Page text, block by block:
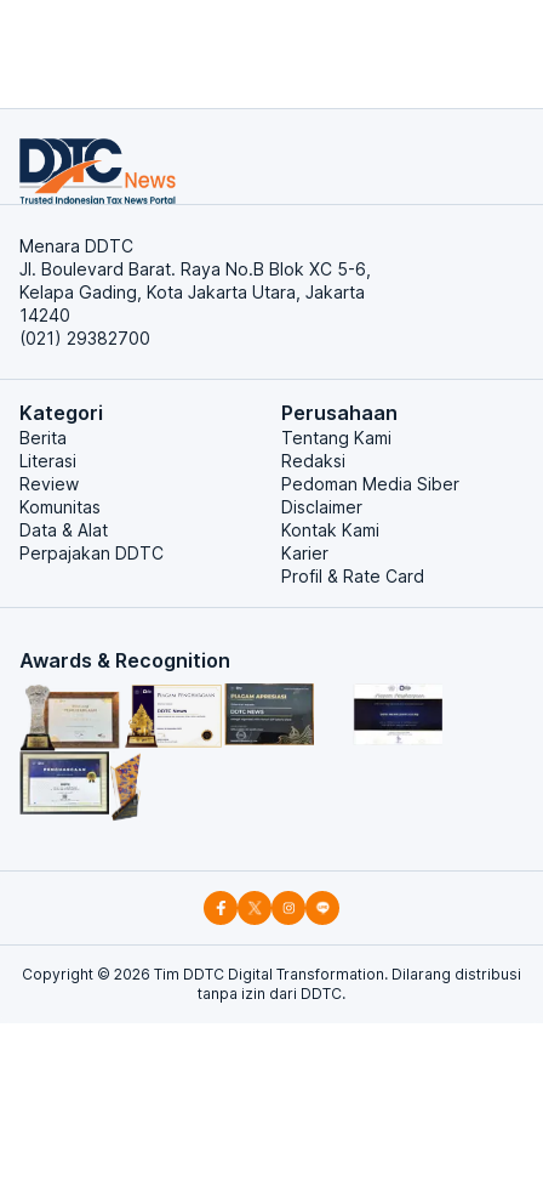
Menara DDTC
Jl. Boulevard Barat. Raya No.B Blok XC 5-6,
Kelapa Gading, Kota Jakarta Utara, Jakarta
14240
(021) 29382700
Kategori
Berita
Literasi
Review
Komunitas
Data & Alat
Perpajakan DDTC
Perusahaan
Tentang Kami
Redaksi
Pedoman Media Siber
Disclaimer
Kontak Kami
Karier
Profil & Rate Card
Awards & Recognition
Copyright © 2026 Tim DDTC Digital Transformation. Dilarang distribusi
tanpa izin dari DDTC.